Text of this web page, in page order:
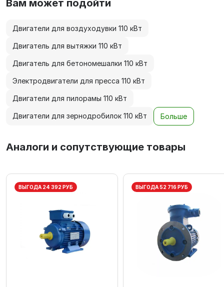
Вам может подойти
Двигатели для воздуходувки 110 кВт
Двигатель для вытяжки 110 кВт
Двигатель для бетономешалки 110 кВт
Электродвигатели для пресса 110 кВт
Двигатели для пилорамы 110 кВт
Двигатели для зернодробилок 110 кВт Больше
Аналоги и сопутствующие товары
ВЫГОДА 24 392 РУБ ВЫГОДА 52 716 РУБ